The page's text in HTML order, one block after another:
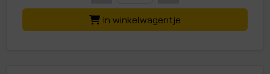
In winkelwagentje